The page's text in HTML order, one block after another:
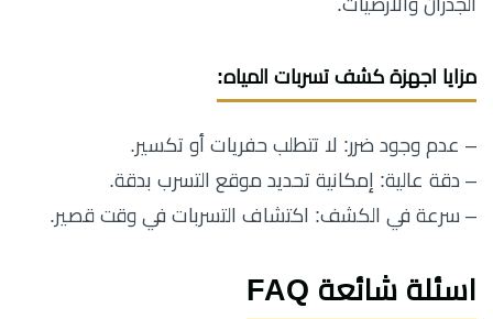
الجدران والأرضيات.
مزايا اجهزة كشف تسربات المياه:
– عدم وجود ضرر: لا تتطلب حفريات أو تكسير.
– دقة عالية: إمكانية تحديد موقع التسرب بدقة.
– سرعة في الكشف: اكتشاف التسربات في وقت قصير.
اسئلة شائعة FAQ